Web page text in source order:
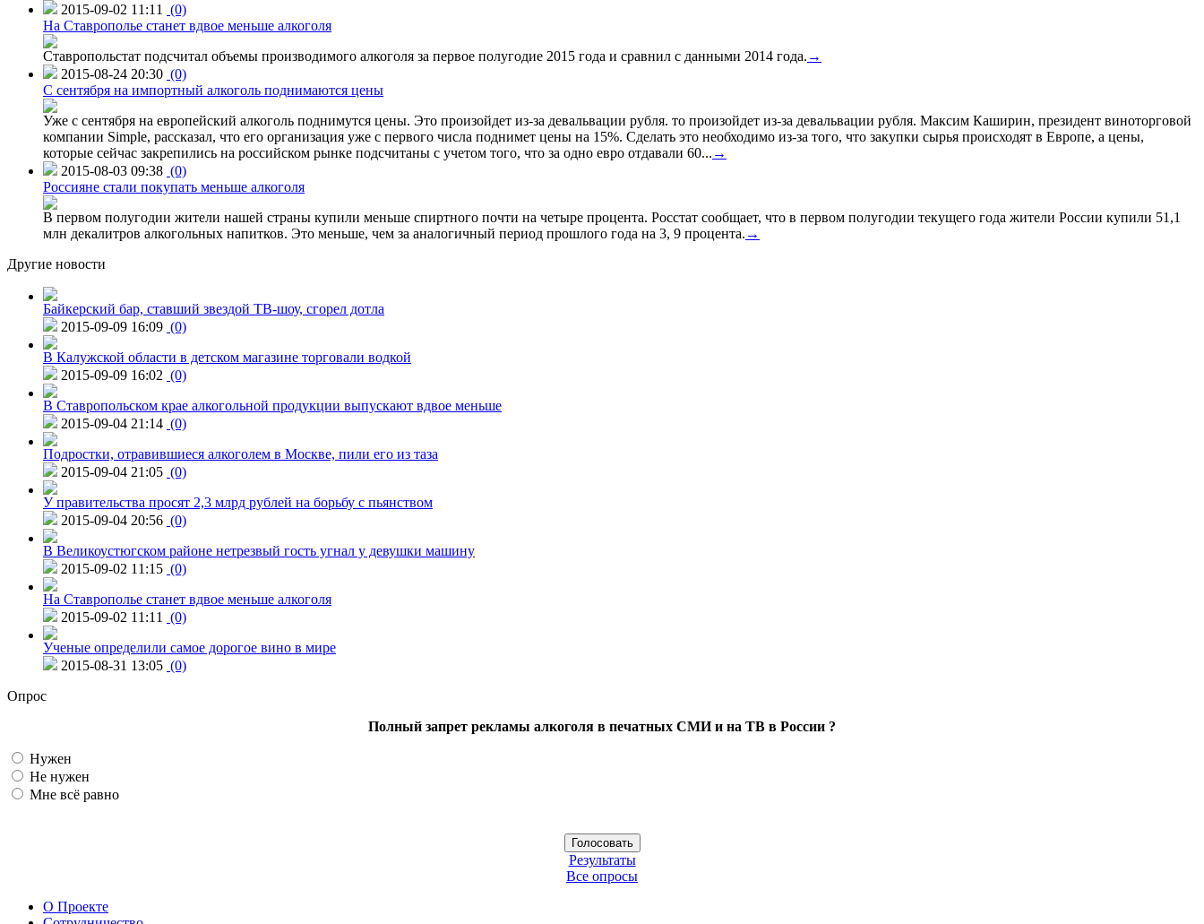
2015-09-02 11:11
(0)
На Ставрополье станет вдвое меньше алкоголя
Ставропольстат подсчитал объемы производимого алкоголя за первое полугодие 2015 года и сравнил с данными 2014 года. →
2015-08-24 20:30 (0)
C сентября на импортный алкоголь поднимаются цены
Уже с сентября на европейский алкоголь поднимутся цены. Это произойдет из-за девальвации рубля. то произойдет из-за девальвации рубля. Максим Каширин, президент виноторговой
компании Simple, рассказал, что его организация уже с первого числа поднимет цены на 15%. Сделать это необходимо из-за того, что закупки сырья происходят в Европе, а цены,
которые сейчас закрепились на российском рынке подсчитаны с учетом того, что за одно евро отдавали 60... →
2015-08-03 09:38 (0)
Россияне стали покупать меньше алкоголя
В первом полугодии жители нашей страны купили меньше спиртного почти на четыре процента. Росстат сообщает, что в первом полугодии текущего года жители России купили 51,1
млн декалитров алкогольных напитков. Это меньше, чем за аналогичный период прошлого года на 3, 9 процента. →
Другие новости
Байкерский бар, ставший звездой ТВ-шоу, сгорел дотла
2015-09-09 16:09 (0)
В Калужской области в детском магазине торговали водкой
2015-09-09 16:02 (0)
В Ставропольском крае алкогольной продукции выпускают вдвое меньше
2015-09-04 21:14 (0)
Подростки, отравившиеся алкоголем в Москве, пили его из таза
2015-09-04 21:05 (0)
У правительства просят 2,3 млрд рублей на борьбу с пьянством
2015-09-04 20:56 (0)
В Великоустюгском районе нетрезвый гость угнал у девушки машину
2015-09-02 11:15 (0)
На Ставрополье станет вдвое меньше алкоголя
2015-09-02 11:11
(0)
Ученые определили самое дорогое вино в мире
2015-08-31 13:05 (0)
Опрос
Полный запрет рекламы алкоголя в печатных СМИ и на ТВ в России ?
Нужен
Не нужен
Мне всё равно
Результаты
Все опросы
О Проекте